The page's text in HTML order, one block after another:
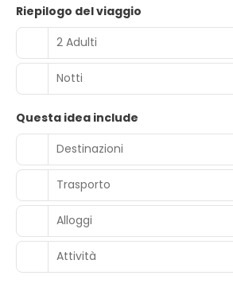
Riepilogo del viaggio
2 Adulti
Notti
Questa idea include
Destinazioni
Trasporto
Alloggi
Attività